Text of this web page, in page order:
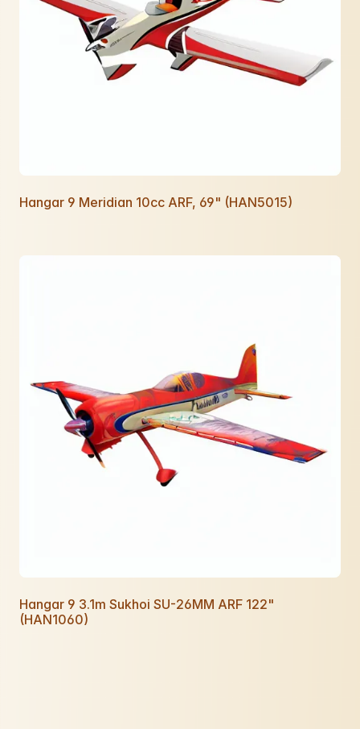
Hangar 9 Meridian 10cc ARF, 69" (HAN5015)
Hangar 9 3.1m Sukhoi SU-26MM ARF 122"
(HAN1060)